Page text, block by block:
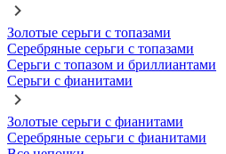
Золотые серьги с топазами
Серебряные серьги с топазами
Серьги с топазом и бриллиантами
Серьги с фианитами
Золотые серьги с фианитами
Серебряные серьги с фианитами